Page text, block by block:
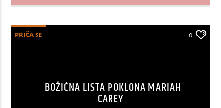
PRIČA SE 0
BOŽIĆNA LISTA POKLONA MARIAH
CAREY